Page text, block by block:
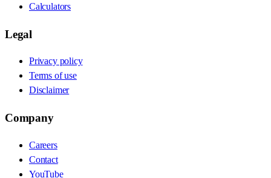
Calculators
Legal
Privacy policy
Terms of use
Disclaimer
Company
Careers
Contact
YouTube